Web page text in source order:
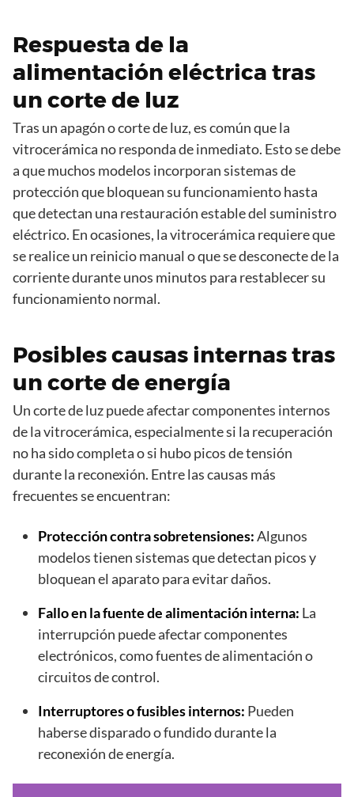
Respuesta de la
alimentación eléctrica tras
un corte de luz
Tras un apagón o corte de luz, es común que la
vitrocerámica no responda de inmediato. Esto se debe
a que muchos modelos incorporan sistemas de
protección que bloquean su funcionamiento hasta
que detectan una restauración estable del suministro
eléctrico. En ocasiones, la vitrocerámica requiere que
se realice un reinicio manual o que se desconecte de la
corriente durante unos minutos para restablecer su
funcionamiento normal.
Posibles causas internas tras
un corte de energía
Un corte de luz puede afectar componentes internos
de la vitrocerámica, especialmente si la recuperación
no ha sido completa o si hubo picos de tensión
durante la reconexión. Entre las causas más
frecuentes se encuentran:
Protección contra sobretensiones:Algunos
modelos tienen sistemas que detectan picos y
bloquean el aparato para evitar daños.
Fallo en la fuente de alimentación interna: La
interrupción puede afectar componentes
electrónicos, como fuentes de alimentación o
circuitos de control.
Interruptores o fusibles internos: Pueden
haberse disparado o fundido durante la
reconexión de energía.